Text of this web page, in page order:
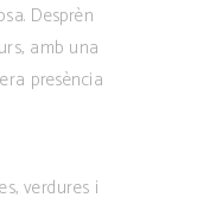
Desprèn
amb una
presència
verdures i